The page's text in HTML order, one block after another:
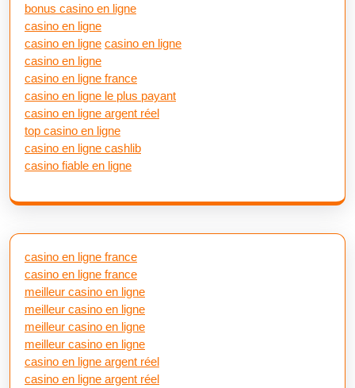
bonus casino en ligne
casino en ligne
casino en ligne casino en ligne
casino en ligne
casino en ligne france
casino en ligne le plus payant
casino en ligne argent réel
top casino en ligne
casino en ligne cashlib
casino fiable en ligne
casino en ligne france
casino en ligne france
meilleur casino en ligne
meilleur casino en ligne
meilleur casino en ligne
meilleur casino en ligne
casino en ligne argent réel
casino en ligne argent réel